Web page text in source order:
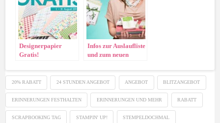
Designerpapier
Gratis!
Infos zur Auslaufliste
und zum neuen
20% RABATT 24 STUNDEN ANGEBOT ANGEBOT BLITZANGEBOT
ERINNERUNGEN FESTHALTEN ERINNERUNGEN UND MEHR RABATT
SCRAPBOOKING TAG STAMPIN' UP! STEMPELDOCHMAL